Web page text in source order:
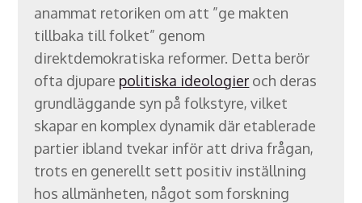
anammat retoriken om att ”ge makten
tillbaka till folket” genom
direktdemokratiska reformer. Detta berör
ofta djupare politiska ideologier och deras
grundläggande syn på folkstyre, vilket
skapar en komplex dynamik där etablerade
partier ibland tvekar inför att driva frågan,
trots en generellt sett positiv inställning
hos allmänheten, något som forskning